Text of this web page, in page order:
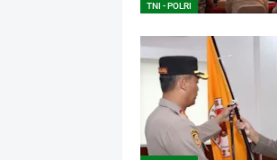
TNI - POLRI